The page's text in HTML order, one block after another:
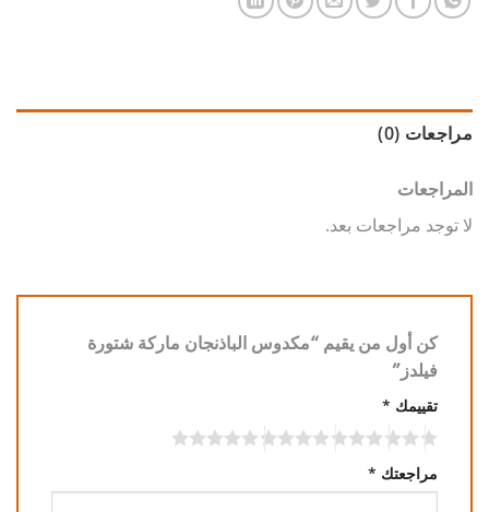
مراجعات (0)
المراجعات
لا توجد مراجعات بعد.
كن أول من يقيم “مكدوس الباذنجان ماركة شتورة
فيلدز”
تقييمك *
مراجعتك *